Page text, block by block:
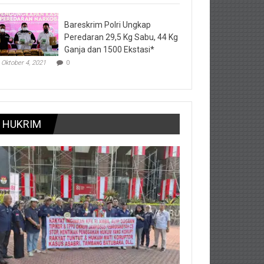
Bareskrim Polri Ungkap
Peredaran 29,5 Kg Sabu, 44 Kg
Ganja dan 1500 Ekstasi*
Oktober 4, 2021 0
HUKRIM